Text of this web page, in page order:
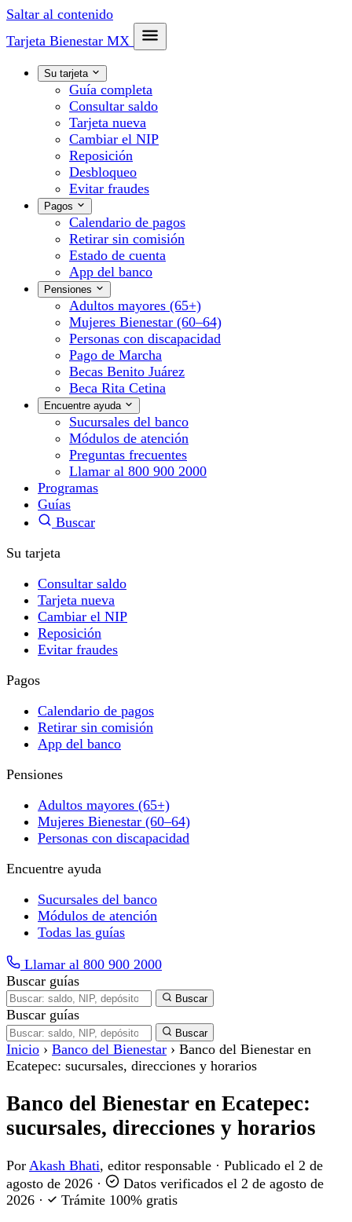
Saltar al contenido
Tarjeta Bienestar MX
Su tarjeta
Guía completa
Consultar saldo
Tarjeta nueva
Cambiar el NIP
Reposición
Desbloqueo
Evitar fraudes
Pagos
Calendario de pagos
Retirar sin comisión
Estado de cuenta
App del banco
Pensiones
Adultos mayores (65+)
Mujeres Bienestar (60–64)
Personas con discapacidad
Pago de Marcha
Becas Benito Juárez
Beca Rita Cetina
Encuentre ayuda
Sucursales del banco
Módulos de atención
Preguntas frecuentes
Llamar al 800 900 2000
Programas
Guías
Buscar
Su tarjeta
Consultar saldo
Tarjeta nueva
Cambiar el NIP
Reposición
Evitar fraudes
Pagos
Calendario de pagos
Retirar sin comisión
App del banco
Pensiones
Adultos mayores (65+)
Mujeres Bienestar (60–64)
Personas con discapacidad
Encuentre ayuda
Sucursales del banco
Módulos de atención
Todas las guías
Llamar al 800 900 2000
Buscar guías
Buscar
Buscar guías
Buscar
Inicio › Banco del Bienestar › Banco del Bienestar en
Ecatepec: sucursales, direcciones y horarios
Banco del Bienestar en Ecatepec:
sucursales, direcciones y horarios
Por Akash Bhati, editor responsable · Publicado el 2 de
agosto de 2026 · Datos verificados el 2 de agosto de
2026 ·
Trámite 100% gratis